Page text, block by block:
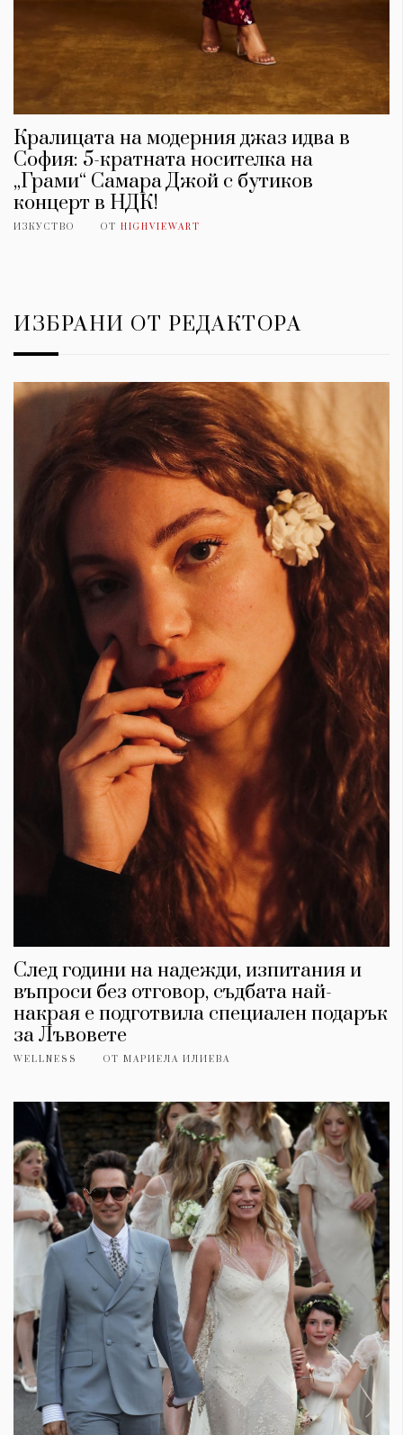
Кралицата на модерния джаз идва в
София: 5-кратната носителка на
„Грами“ Самара Джой с бутиков
концерт в НДК!
ИЗКУСТВО ОТ HIGHVIEWART
ИЗБРАНИ ОТ РЕДАКТОРА
След години на надежди, изпитания и
въпроси без отговор, съдбата най-
накрая е подготвила специален подарък
за Лъвовете
WELLNESS ОТ МАРИЕЛА ИЛИЕВА
КАТЕГОРИИ
Wine&Dine
Подкасти
Мода
Dialogue
Изкуство
ЗА НАС
Условия за
ползване
За нас
Реклама
Политика за